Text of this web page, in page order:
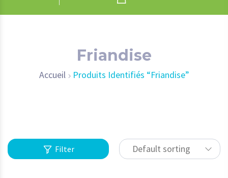
Friandise
Accueil Produits Identifiés “Friandise”
Filter Default sorting